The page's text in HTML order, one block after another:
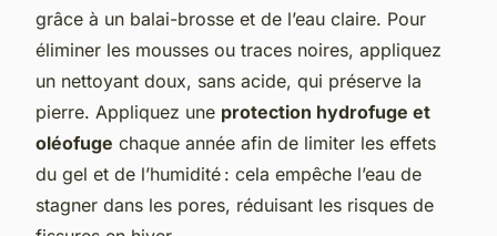
grâce à un balai-brosse et de l’eau claire. Pour
éliminer les mousses ou traces noires, appliquez
un nettoyant doux, sans acide, qui préserve la
pierre. Appliquez une protection hydrofuge et
oléofuge chaque année afin de limiter les effets
du gel et de l’humidité : cela empêche l’eau de
stagner dans les pores, réduisant les risques de